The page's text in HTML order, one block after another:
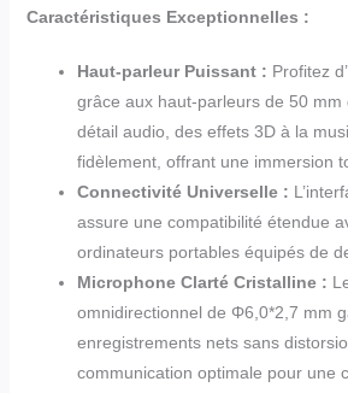
Caractéristiques Exceptionnelles :
Haut-parleur Puissant : Profitez
grâce aux haut-parleurs de 50 mm
détail audio, des effets 3D à la
fidèlement, offrant une immersion
Connectivité Universelle :
assure une compatibilité étendue
ordinateurs portables équipés de
Microphone Clarté Cristalline :
omnidirectionnel de Φ6,0*2,7 mm
enregistrements nets sans
communication optimale pour une